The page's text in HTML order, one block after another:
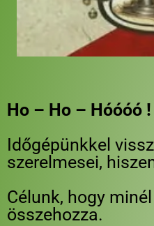
Ho – Ho – Hóóóó
Időgépünkkel
szerelmesei,
Célunk, hogy
összehozza.